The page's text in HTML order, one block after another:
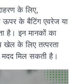
के लिए,
ऊपर के बैटिंग एवरेज या
है। इन मानकों का
खेल के लिए तत्परता
मिल सकती है।